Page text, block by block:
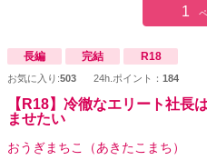
1
長編 完結 R18
お気に入り:503 24h.ポイント： 184
【R18】冷徹なエリート社長
ませたい
おうぎまちこ（あきたこまち）